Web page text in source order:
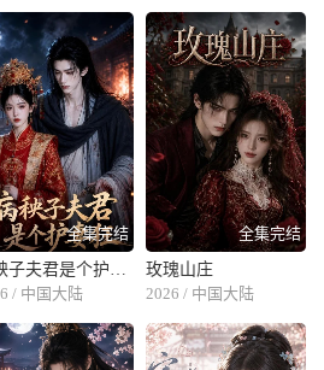
全集完结
/ 中国大陆
全集完结
玫瑰山庄
2026 / 中国大陆